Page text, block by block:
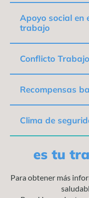
Apoyo social en
trabajo
Conflicto
Recompensas
Clima de
es tu
Para obtener más